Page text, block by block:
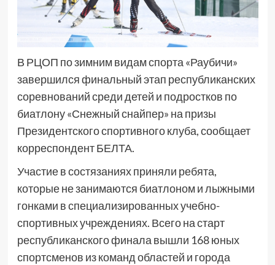
В РЦОП по зимним видам спорта «Раубичи»
завершился финальный этап республиканских
соревнований среди детей и подростков по
биатлону «Снежный снайпер» на призы
Президентского спортивного клуба, сообщает
корреспондент БЕЛТА.
Участие в состязаниях приняли ребята,
которые не занимаются биатлоном и лыжными
гонками в специализированных учебно-
спортивных учреждениях. Всего на старт
республиканского финала вышли 168 юных
спортсменов из команд областей и города